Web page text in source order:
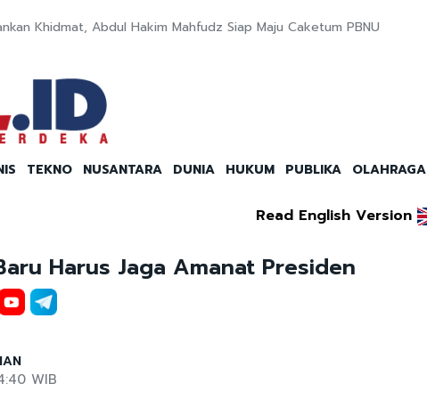
Khidmat, Abdul Hakim Mahfudz Siap Maju Caketum PBNU
TEKNO NUSANTARA DUNIA HUKUM PUBLIKA OLAHRAGA
Read English Version
Harus Jaga Amanat Presiden
WIB